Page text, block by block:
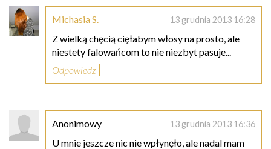
Michasia S. 13 grudnia 2013 16:28
Z wielką chęcią cięłabym włosy na prosto, ale
niestety falowańcom to nie niezbyt pasuje...
Odpowiedz
Anonimowy 13 grudnia 2013 16:36
U mnie jeszcze nic nie wpłynęło, ale nadal mam